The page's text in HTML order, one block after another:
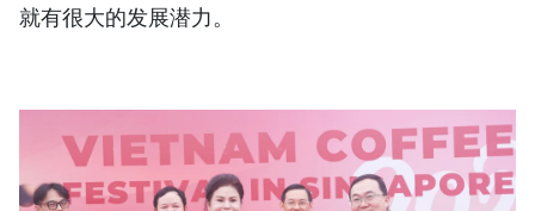
就有很大的发展潜力。